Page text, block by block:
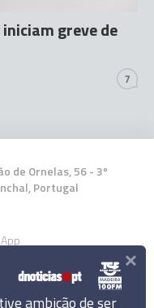
greve de
7
de Ornelas, 56 - 3º
Portugal
ambição de ser
×